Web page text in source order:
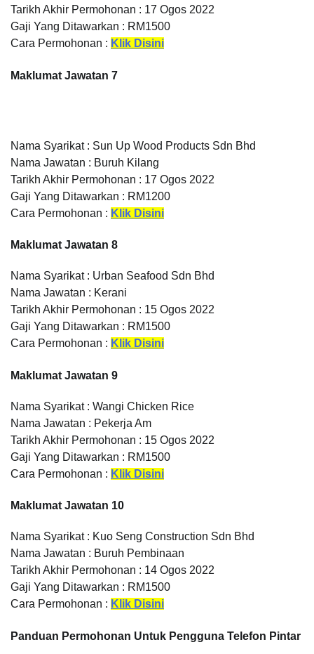
Tarikh Akhir Permohonan : 17 Ogos 2022
Gaji Yang Ditawarkan : RM1500
Cara Permohonan : Klik Disini
Maklumat Jawatan 7
Nama Syarikat : Sun Up Wood Products Sdn Bhd
Nama Jawatan : Buruh Kilang
Tarikh Akhir Permohonan : 17 Ogos 2022
Gaji Yang Ditawarkan : RM1200
Cara Permohonan : Klik Disini
Maklumat Jawatan 8
Nama Syarikat : Urban Seafood Sdn Bhd
Nama Jawatan : Kerani
Tarikh Akhir Permohonan : 15 Ogos 2022
Gaji Yang Ditawarkan : RM1500
Cara Permohonan : Klik Disini
Maklumat Jawatan 9
Nama Syarikat : Wangi Chicken Rice
Nama Jawatan : Pekerja Am
Tarikh Akhir Permohonan : 15 Ogos 2022
Gaji Yang Ditawarkan : RM1500
Cara Permohonan : Klik Disini
Maklumat Jawatan 10
Nama Syarikat : Kuo Seng Construction Sdn Bhd
Nama Jawatan : Buruh Pembinaan
Tarikh Akhir Permohonan : 14 Ogos 2022
Gaji Yang Ditawarkan : RM1500
Cara Permohonan : Klik Disini
Panduan Permohonan Untuk Pengguna Telefon Pintar